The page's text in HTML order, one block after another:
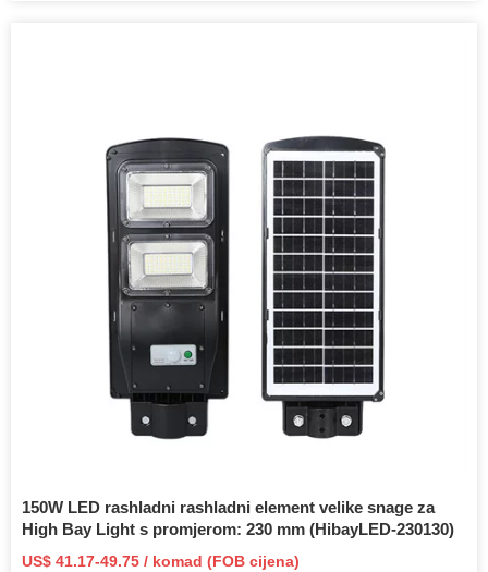
150W LED rashladni rashladni element velike snage za
High Bay Light s promjerom: 230 mm (HibayLED-230130)
US$ 41.17-49.75 / komad (FOB cijena)